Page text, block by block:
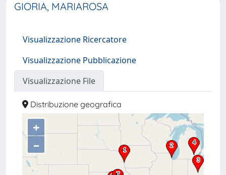
GIORIA, MARIAROSA
Visualizzazione Ricercatore
Visualizzazione Pubblicazione
Visualizzazione File
Distribuzione geografica
+
–